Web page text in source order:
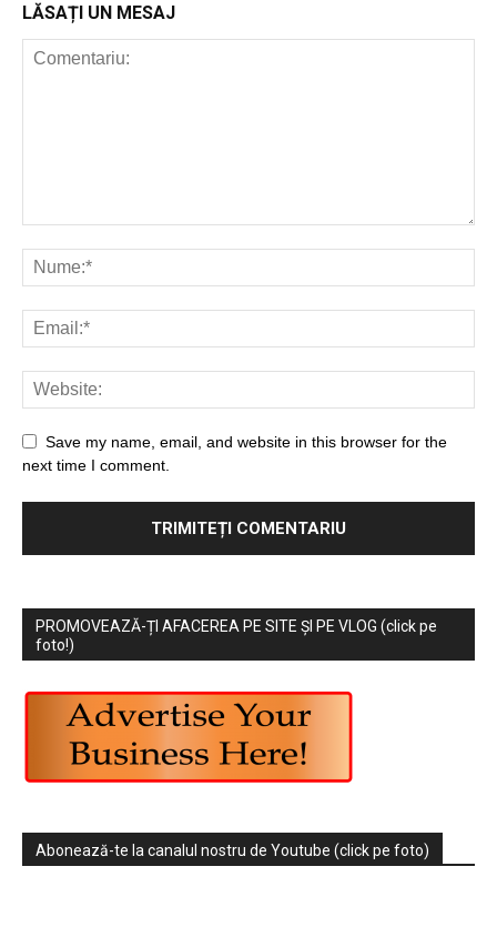
LĂSAȚI UN MESAJ
Save my name, email, and website in this browser for the
next time I comment.
PROMOVEAZĂ-ȚI AFACEREA PE SITE ȘI PE VLOG (click pe
foto!)
Abonează-te la canalul nostru de Youtube (click pe foto)